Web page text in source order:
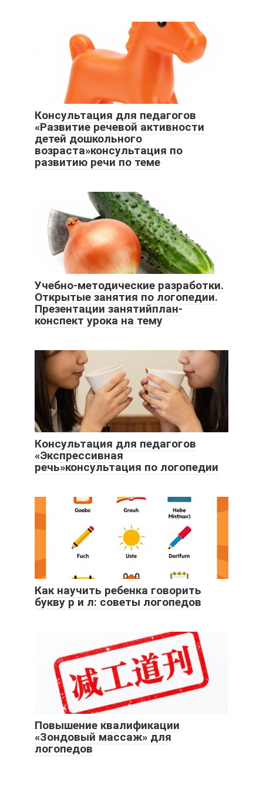
Консультация для педагогов
«Развитие речевой активности
детей дошкольного
возраста»консультация по
развитию речи по теме
Учебно-методические разработки.
Открытые занятия по логопедии.
Презентации занятийплан-
конспект урока на тему
Консультация для педагогов
«Экспрессивная
речь»консультация по логопедии
Как научить ребенка говорить
букву р и л: советы логопедов
Повышение квалификации
«Зондовый массаж» для
логопедов